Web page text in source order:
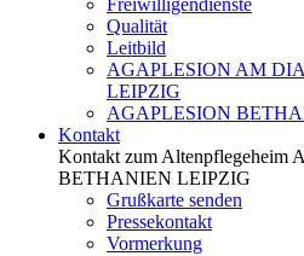
Freiwilligendienste
Qualität
Leitbild
AGAPLESION AM
LEIPZIG
AGAPLESION
Kontakt
Kontakt zum Altenpflegeheim
BETHANIEN LEIPZIG
Grußkarte senden
Pressekontakt
Vormerkung